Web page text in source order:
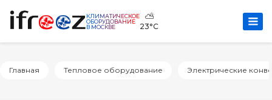
КЛИМАТИЧЕСКОЕ
ОБОРУДОВАНИЕ
В МОСКВЕ
⛅
23°C
Главная Тепловое оборудование Электрические